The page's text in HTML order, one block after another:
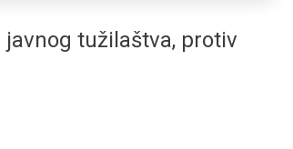
tužilaštva, protiv